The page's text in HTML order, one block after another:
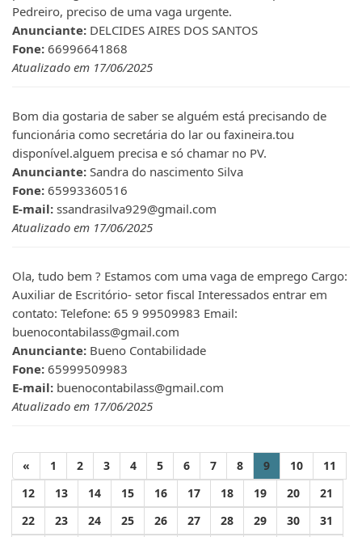
Pedreiro, preciso de uma vaga urgente.
Anunciante: DELCIDES AIRES DOS SANTOS
Fone: 66996641868
Atualizado em 17/06/2025
Bom dia gostaria de saber se alguém está precisando de
funcionária como secretária do lar ou faxineira.tou
disponível.alguem precisa e só chamar no PV.
Anunciante: Sandra do nascimento Silva
Fone: 65993360516
E-mail: ssandrasilva929@gmail.com
Atualizado em 17/06/2025
Ola, tudo bem ? Estamos com uma vaga de emprego Cargo:
Auxiliar de Escritório- setor fiscal Interessados entrar em
contato: Telefone: 65 9 99509983 Email:
buenocontabilass@gmail.com
Anunciante: Bueno Contabilidade
Fone: 65999509983
E-mail: buenocontabilass@gmail.com
Atualizado em 17/06/2025
« 1 2 3 4 5 6 7 8 9 10
11
12
13 14 15 16 17 18 19 20
21
22
23 24 25 26 27 28 29 30
31